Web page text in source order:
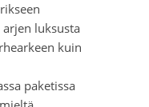
luksusta
kuin
paketissa